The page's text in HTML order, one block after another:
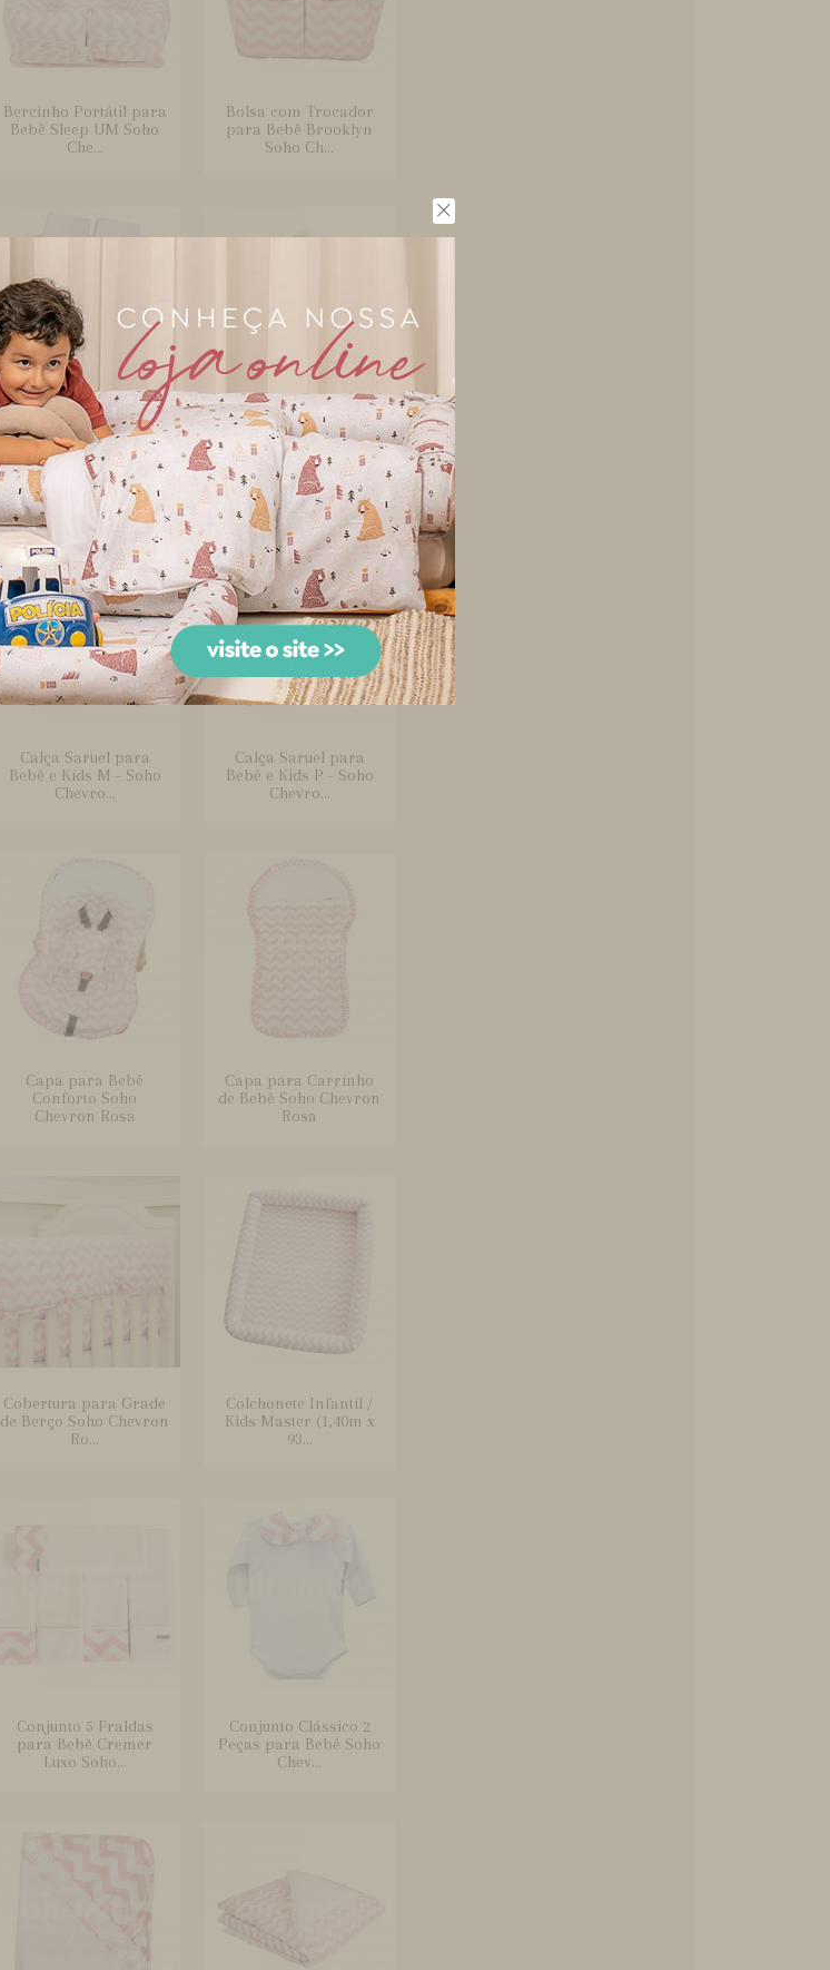
Bercinho Portátil para
Bebê Sleep UM Soho
Che...
Bolsa com Trocador
para Bebê Brooklyn
Soho Ch...
Boquinha Malha 3
Peças para Bebê Soho
Chevron...
Cabides para Bebê 5
Peças Soho Chevron
Rosa
Calça Saruel para
Bebê e Kids M - Soho
Chevro...
Calça Saruel para
Bebê e Kids P - Soho
Chevro...
Capa para Bebê
Conforto Soho
Chevron Rosa
Capa para Carrinho
de Bebê Soho Chevron
Rosa
Cobertura para Grade
de Berço Soho Chevron
Ro...
Colchonete Infantil /
Kids Master (1,40m x
93...
Conjunto 5 Fraldas
para Bebê Cremer
Luxo Soho...
Conjunto Clássico 2
Peças para Bebê Soho
Chev...